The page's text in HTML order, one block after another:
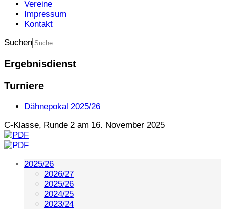
Vereine
Impressum
Kontakt
Suchen
Ergebnisdienst
Turniere
Dähnepokal 2025/26
C-Klasse, Runde 2 am 16. November 2025
2025/26
2026/27
2025/26
2024/25
2023/24